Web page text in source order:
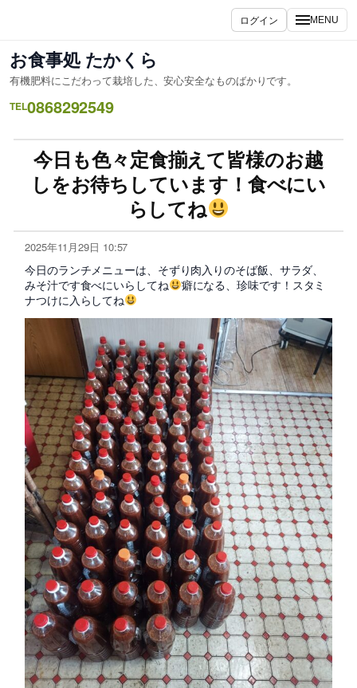
ログイン MENU
お食事処 たかくら
有機肥料にこだわって栽培した、安心安全なものばかりです。
TEL0868292549
今日も色々定食揃えて皆様のお越
しをお待ちしています！食べにい
らしてね
2025年11月29日 10:57
今日のランチメニューは、そずり肉入りのそば飯、サラダ、
みそ汁です食べにいらしてね
癖になる、珍味です！スタミ
ナつけに入らしてね